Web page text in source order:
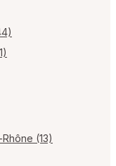
(13)